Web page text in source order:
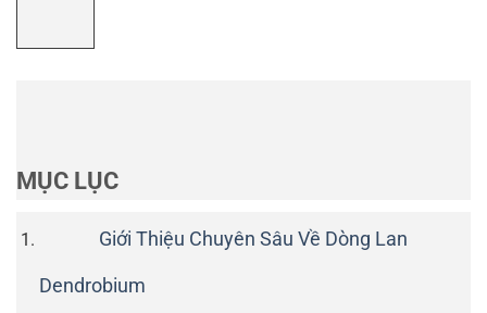
MỤC LỤC
Giới Thiệu Chuyên Sâu Về Dòng Lan
Dendrobium